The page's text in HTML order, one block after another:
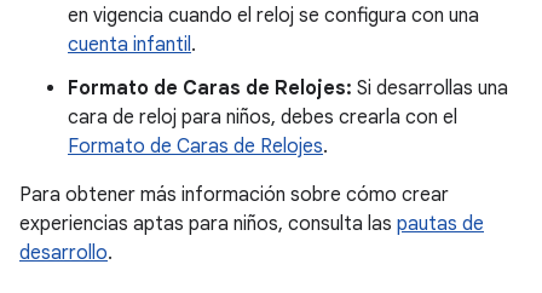
en vigencia cuando el reloj se configura con una
cuenta infantil.
Formato de Caras de Relojes: Si desarrollas una
cara de reloj para niños, debes crearla con el
Formato de Caras de Relojes.
Para obtener más información sobre cómo crear
experiencias aptas para niños, consulta las pautas de
desarrollo.